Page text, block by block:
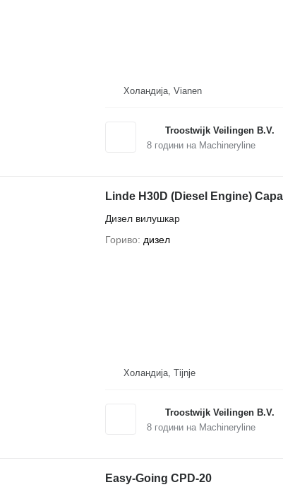
Холандија, Vianen
Troostwijk Veilingen B.V.
8години на Machineryline
Linde H30D (Diesel Engine)
Дизел вилушкар
Гориво
дизел
Холандија, Tijnje
Troostwijk Veilingen B.V.
8години на Machineryline
Easy-Going CPD-20